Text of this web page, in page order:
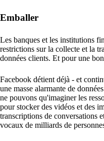
Emballer
Les banques et les institutions
restrictions sur la collecte et la
données clients. Et pour une
Facebook détient déjà - et
une masse alarmante de
ne pouvons qu'imaginer les
pour stocker des vidéos et des
transcriptions de conversations
vocaux de milliards de